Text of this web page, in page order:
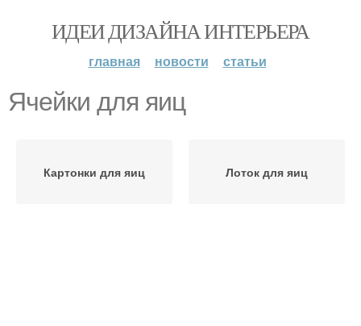
ИДЕИ ДИЗАЙНА ИНТЕРЬЕРА
главная новости статьи
Ячейки для яиц
Картонки для яиц Лоток для яиц